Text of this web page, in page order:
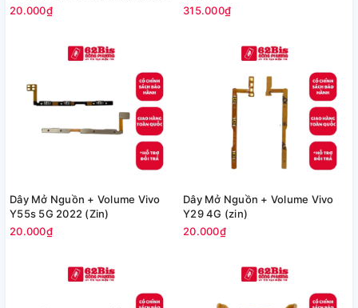
Y51A
20.000₫
315.000₫
Dây Mở Nguồn + Volume Vivo
Y55s 5G 2022 (Zin)
20.000₫
Dây Mở Nguồn + Volume Vivo
Y29 4G (zin)
20.000₫